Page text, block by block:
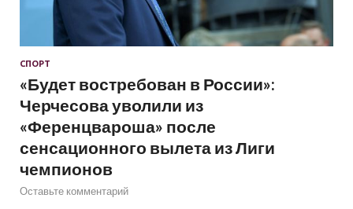
СПОРТ
«Будет востребован в России»:
Черчесова уволили из
«Ференцвароша» после
сенсационного вылета из Лиги
чемпионов
Оставьте комментарий